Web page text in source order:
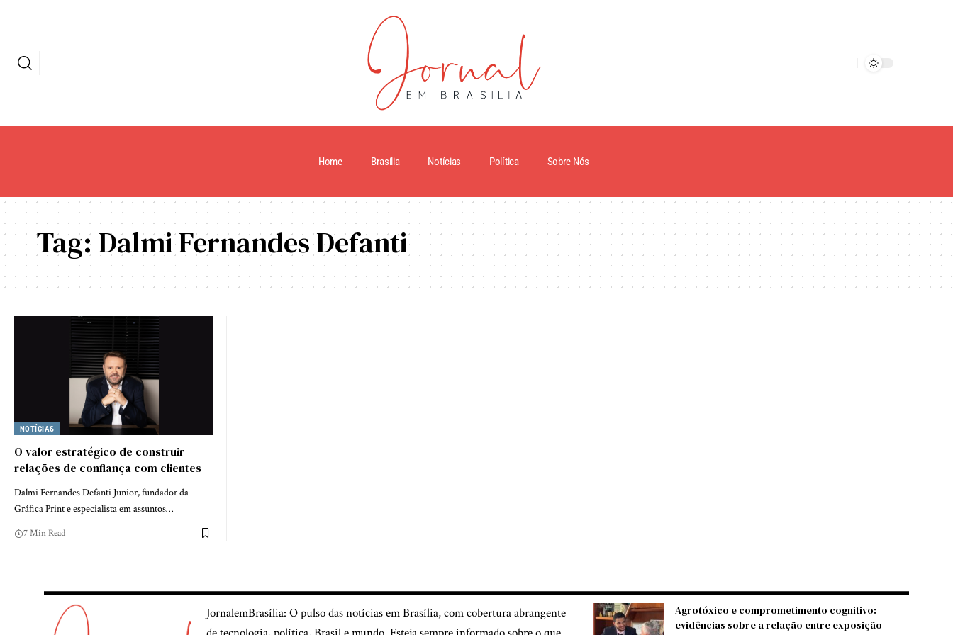
Home Brasilia Notícias Política Sobre Nós
Tag: Dalmi Fernandes Defanti
NOTÍCIAS
O valor estratégico de construir
relações de confiança com clientes
Dalmi Fernandes Defanti Junior, fundador da
Gráfica Print e especialista em assuntos…
7 Min Read
JornalemBrasília: O pulso das notícias em Brasília, com cobertura abrangente
Agrotóxico e comprometimento cognitivo:
evidências sobre a relação entre exposição